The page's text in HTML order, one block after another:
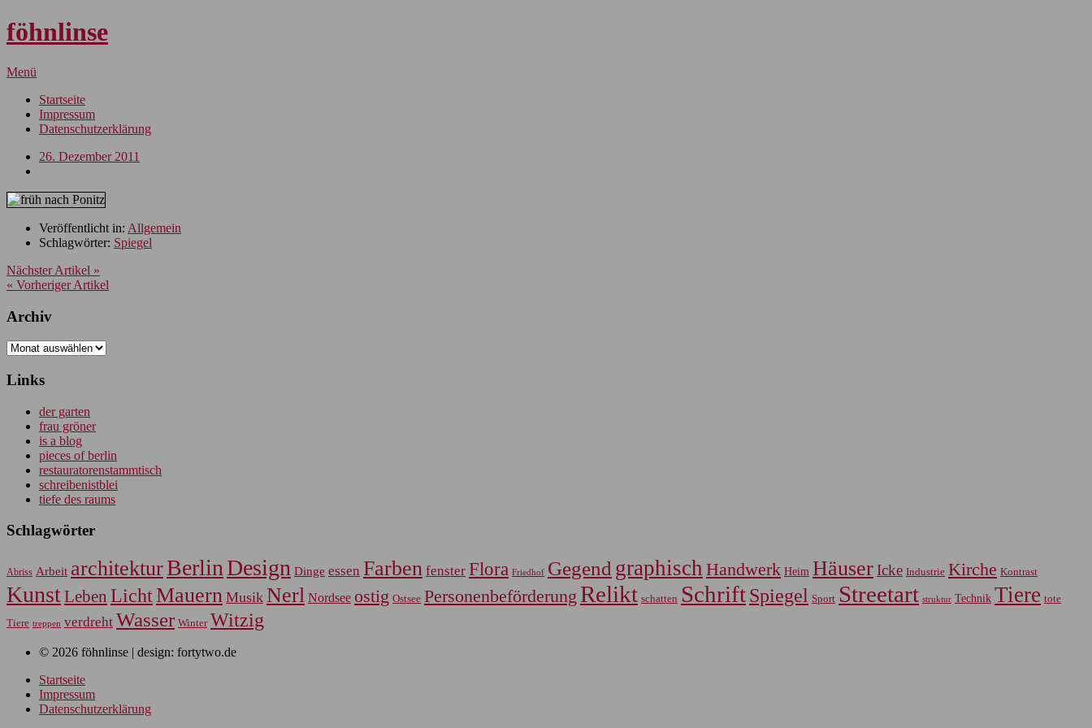
föhnlinse
Menü
Startseite
Impressum
Datenschutzerklärung
26. Dezember 2011
Veröffentlicht in: Allgemein
Schlagwörter: Spiegel
Nächster Artikel »
« Vorheriger Artikel
Archiv
Archiv
Links
der garten
frau gröner
is a blog
pieces of berlin
restauratorenstammtisch
schreibenistblei
tiefe des raums
Schlagwörter
Abriss Arbeit architekturBerlin Design Dinge essen Farben fenster Flora Friedhof Gegend graphisch Handwerk Heim HäuserIcke Industrie Kirche Kontrast
KunstLeben LichtMauern Musik Nerl Nordsee ostig Ostsee Personenbeförderung Relikt schatten SchriftSpiegel Sport Streetart struktur Technik Tiere tote
Tiere treppen verdreht Wasser Winter Witzig
© 2026 föhnlinse | design: fortytwo.de
Startseite
Impressum
Datenschutzerklärung